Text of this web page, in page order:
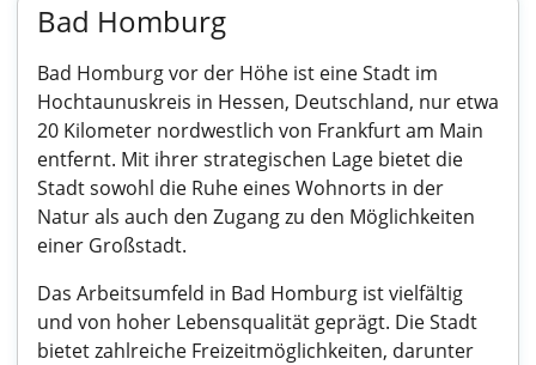
Bad Homburg
Bad Homburg vor der Höhe ist eine Stadt im
Hochtaunuskreis in Hessen, Deutschland, nur etwa
20 Kilometer nordwestlich von Frankfurt am Main
entfernt. Mit ihrer strategischen Lage bietet die
Stadt sowohl die Ruhe eines Wohnorts in der
Natur als auch den Zugang zu den Möglichkeiten
einer Großstadt.
Das Arbeitsumfeld in Bad Homburg ist vielfältig
und von hoher Lebensqualität geprägt. Die Stadt
bietet zahlreiche Freizeitmöglichkeiten, darunter